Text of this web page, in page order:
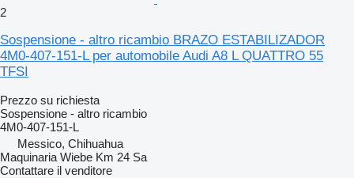
2
Sospensione - altro ricambio BRAZO ESTABILIZADOR
4M0-407-151-L per automobile Audi A8 L QUATTRO 55
TFSI
Prezzo su richiesta
Sospensione - altro ricambio
4M0-407-151-L
Messico, Chihuahua
Maquinaria Wiebe Km 24 Sa
Contattare il venditore